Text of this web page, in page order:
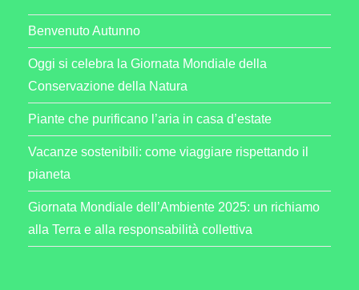
Benvenuto Autunno
Oggi si celebra la Giornata Mondiale della
Conservazione della Natura
Piante che purificano l’aria in casa d’estate
Vacanze sostenibili: come viaggiare rispettando il
pianeta
Giornata Mondiale dell’Ambiente 2025: un richiamo
alla Terra e alla responsabilità collettiva